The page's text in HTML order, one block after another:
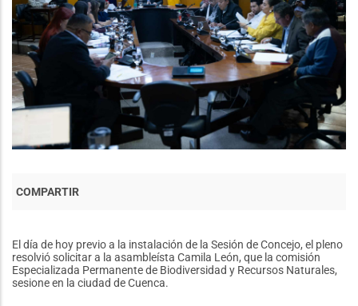
El día de hoy previo a la instalación de la Sesión de Concejo, el pleno
resolvió solicitar a la asambleísta Camila León, que la comisión
Especializada Permanente de Biodiversidad y Recursos Naturales,
sesione en la ciudad de Cuenca.